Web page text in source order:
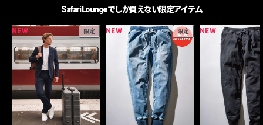
Safari Loungeでしか買えない限定アイテム
NEW 限定 NEW 限定 NEW